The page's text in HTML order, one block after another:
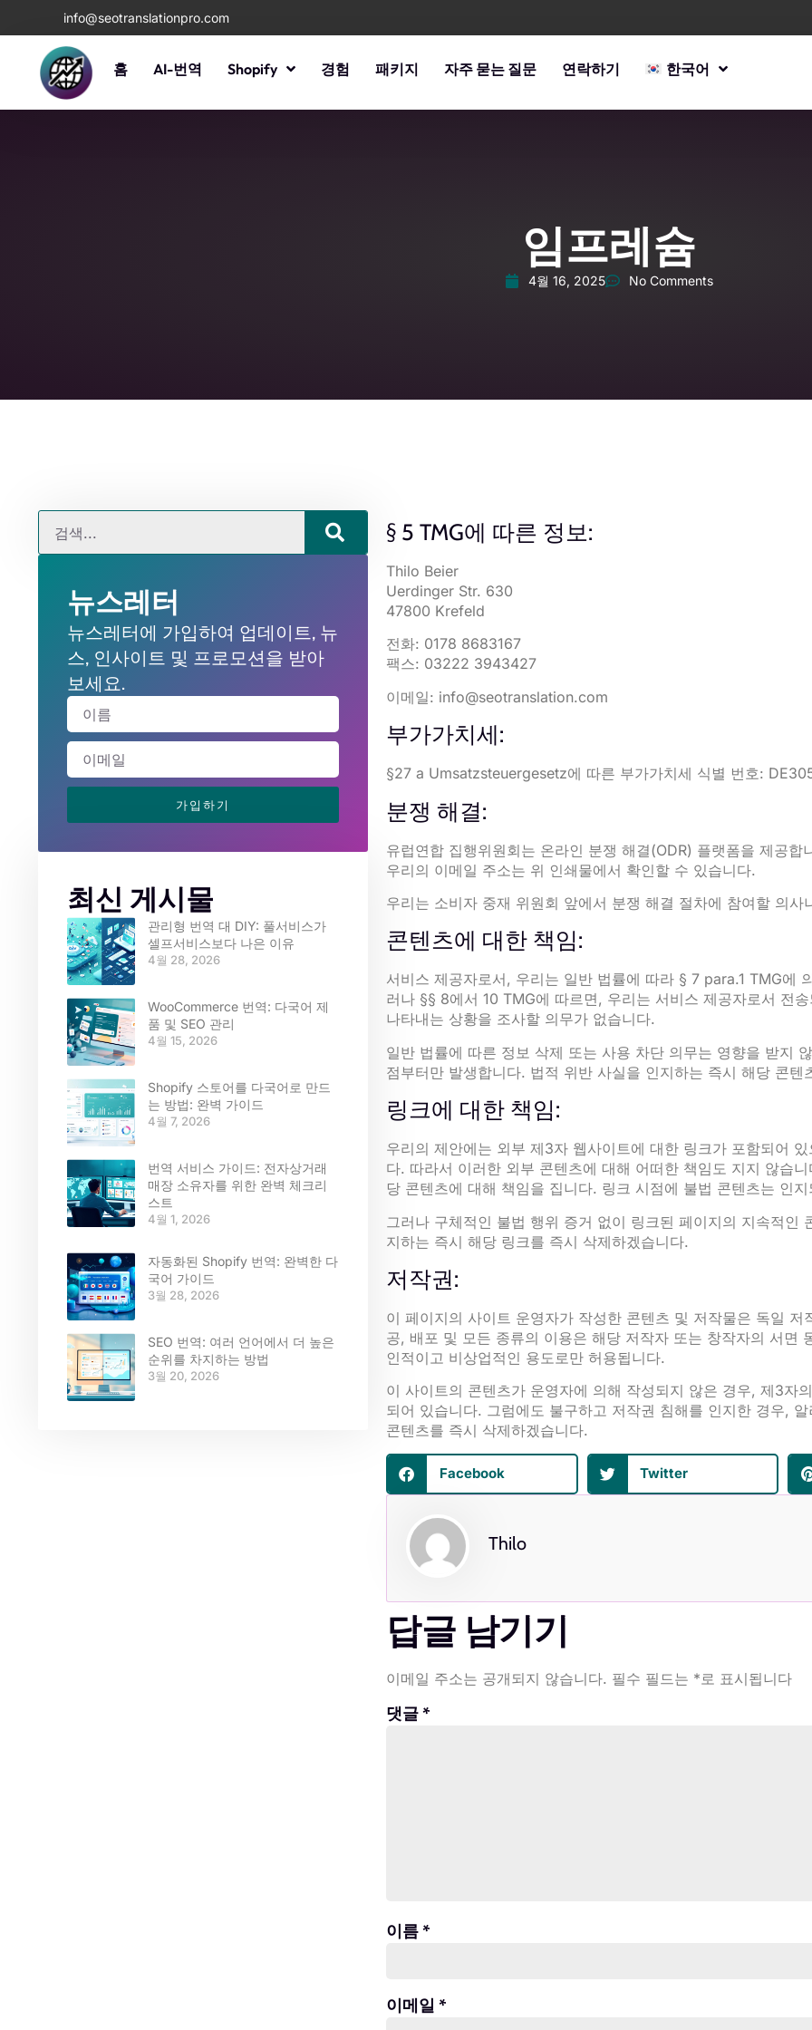
info@seotranslationpro.com
홈 AI-번역 Shopify 경험 패키지 자주 묻는 질문 연락하기 한국어
임프레슘
4월 16, 2025 No Comments
뉴스레터
뉴스레터에 가입하여 업데이트, 뉴
스, 인사이트 및 프로모션을 받아
보세요.
가입하기
최신 게시물
관리형 번역 대 DIY: 풀서비스가
셀프서비스보다 나은 이유
4월 28, 2026
WooCommerce 번역: 다국어 제
품 및 SEO 관리
4월 15, 2026
Shopify 스토어를 다국어로 만드
는 방법: 완벽 가이드
4월 7, 2026
번역 서비스 가이드: 전자상거래
매장 소유자를 위한 완벽 체크리
스트
4월 1, 2026
자동화된 Shopify 번역: 완벽한 다
국어 가이드
3월 28, 2026
SEO 번역: 여러 언어에서 더 높은
순위를 차지하는 방법
3월 20, 2026
§ 5 TMG에 따른 정보:
Thilo Beier
Uerdinger Str. 630
47800 Krefeld
전화: 0178 8683167
팩스: 03222 3943427
이메일: info@seotranslation.com
부가가치세:
§27 a Umsatzsteuergesetz에 따른 부가가치세 식별 번호:
분쟁 해결:
유럽연합 집행위원회는 온라인 분쟁 해결(ODR) 플랫폼을 제공합
우리의 이메일 주소는 위 인쇄물에서 확인할 수 있습니다.
우리는 소비자 중재 위원회 앞에서 분쟁 해결 절차에 참여할 의사
콘텐츠에 대한 책임:
서비스 제공자로서, 우리는 일반 법률에 따라 § 7 para.1 TMG에
러나 §§ 8에서 10 TMG에 따르면, 우리는 서비스 제공자로서 전
나타내는 상황을 조사할 의무가 없습니다.
일반 법률에 따른 정보 삭제 또는 사용 차단 의무는 영향을 받지
점부터만 발생합니다. 법적 위반 사실을 인지하는 즉시 해당 콘텐
링크에 대한 책임:
우리의 제안에는 외부 제3자 웹사이트에 대한 링크가 포함되어
다. 따라서 이러한 외부 콘텐츠에 대해 어떠한 책임도 지지 않습
당 콘텐츠에 대해 책임을 집니다. 링크 시점에 불법 콘텐츠는 인
그러나 구체적인 불법 행위 증거 없이 링크된 페이지의 지속적인
지하는 즉시 해당 링크를 즉시 삭제하겠습니다.
저작권:
이 페이지의 사이트 운영자가 작성한 콘텐츠 및 저작물은 독일
공, 배포 및 모든 종류의 이용은 해당 저작자 또는 창작자의 서면
인적이고 비상업적인 용도로만 허용됩니다.
이 사이트의 콘텐츠가 운영자에 의해 작성되지 않은 경우, 제3자
되어 있습니다. 그럼에도 불구하고 저작권 침해를 인지한 경우,
콘텐츠를 즉시 삭제하겠습니다.
Facebook Twitter
Thilo
답글 남기기
이메일 주소는 공개되지 않습니다. 필수 필드는 * 로 표시됩니다
댓글*
이름*
이메일 *